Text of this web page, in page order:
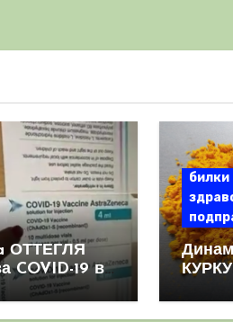
ОТТЕГЛЯ
COVID-19 в
след
че те
билки